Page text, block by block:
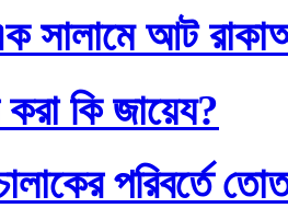
সালামে আট
কি জায়েয?
পরিবর্তে